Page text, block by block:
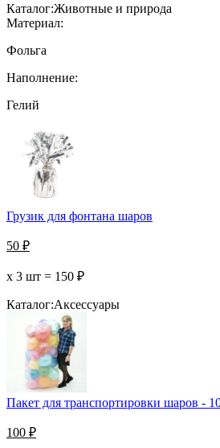
Каталог:Животные и природа
Материал:
Фольга
Наполнение:
Гелий
Грузик для фонтана шаров
50 ₽
х 3 шт = 150 ₽
Каталог:Аксессуары
Пакет для транспортировки шаров -
100 ₽